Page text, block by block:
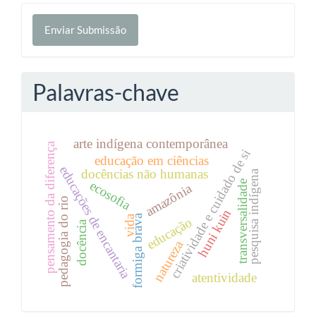
Enviar
Submissão
Enviar Submissão
Palavras-chave
formiga brava
amazônia
educações de encantaria
docências não humanas
educação
pensamento da diferença docência vida
educação em ciênciascriatividade e cuidado de si
pedagogia do rio ecosofia transversalidadepesquisa indígena
arte indígena contemporânea
huni kuin
atentividade
natureza